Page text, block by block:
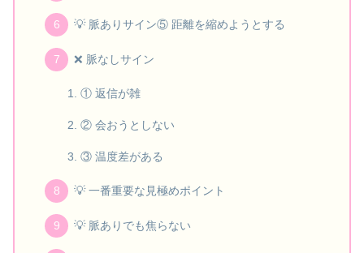
💡 脈ありサイン⑤ 距離を縮めようとする
❌ 脈なしサイン
① 返信が雑
② 会おうとしない
③ 温度差がある
💡 一番重要な見極めポイント
💡 脈ありでも焦らない